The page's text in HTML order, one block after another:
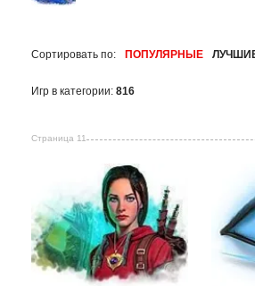
Сортировать по: ПОПУЛЯРНЫЕ
Игр в категории: 816
Страница 11